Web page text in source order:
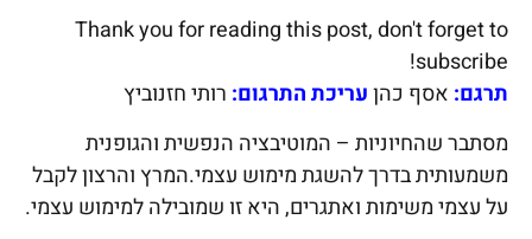
Thank you for reading this post, don't forget to
subscribe!
תרגם: אסף כהןעריכת התרגום: רותי חזנוביץ
מסתבר שהחיוניות – המוטיבציה הנפשית והגופנית
משמעותית בדרך להשגת מימוש עצמי.המרץ והרצון לקבל
על עצמי משימות ואתגרים, היא זו שמובילה למימוש עצמי.